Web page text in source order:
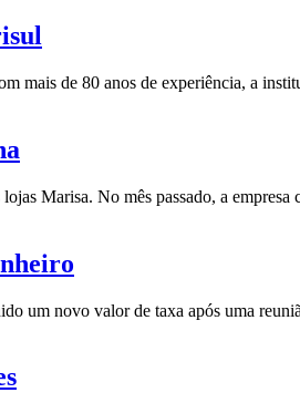
mais de 80 anos de experiência, a
Marisa. No mês passado, a
um novo valor de taxa após uma